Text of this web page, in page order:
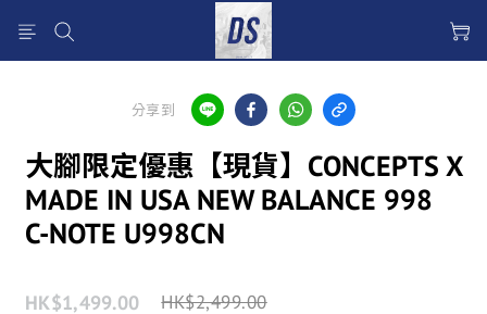
分享到
大腳限定優惠【現貨】CONCEPTS X
MADE IN USA NEW BALANCE 998
C-NOTE U998CN
HK$1,499.00 HK$2,499.00